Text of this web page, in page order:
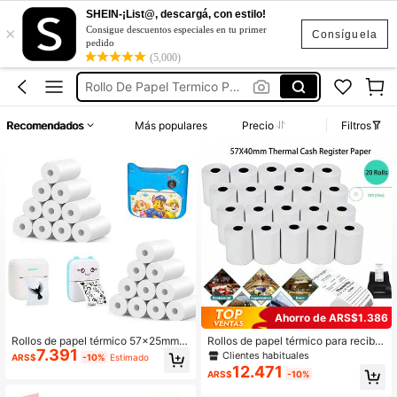
Consíguela
×
SHEIN-¡List@, descargá, con estilo!
Consigue descuentos especiales en tu primer
pedido
(5,000)
Rollos De Papel Para Impresora
Rollos Para Mini Impresora
Rollo De Papel Termico Para Impresora
Rollos De Papel Para Impresora
Rollos Para Mini Impresora
Recomendados Más populares Precio Filtros
Rollos de papel térmico 57x25mm
5/10/15/20 rollos, papel térmico de r
epuesto para impresión de cámara i
mayoría de impresoras de bolsillo m
ARS$7.391 -10% Estimado
Ahorro de ARS$1.386
Rollos de papel térmico para recibo
s, 57x40mm (2 1/4''x32ft) PAPRMA,
papel para caja registradora POS, p
apel térmico para terminal de tarjet
Clientes habituales
ARS$12.471 -10%